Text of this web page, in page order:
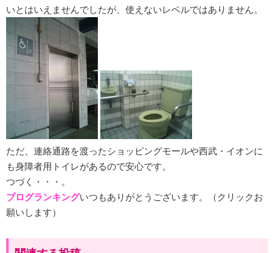
いとはいえませんでしたが、使えないレベルではありません。
ただ、連絡通路を渡ったショッピングモールや西武・イオンに
も身障者用トイレがあるので安心です。
つづく・・・。
ブログランキングいつもありがとうございます。（クリックお
願いします）